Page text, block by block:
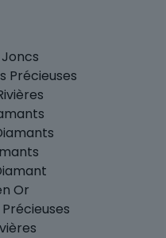
Précieuses
Or